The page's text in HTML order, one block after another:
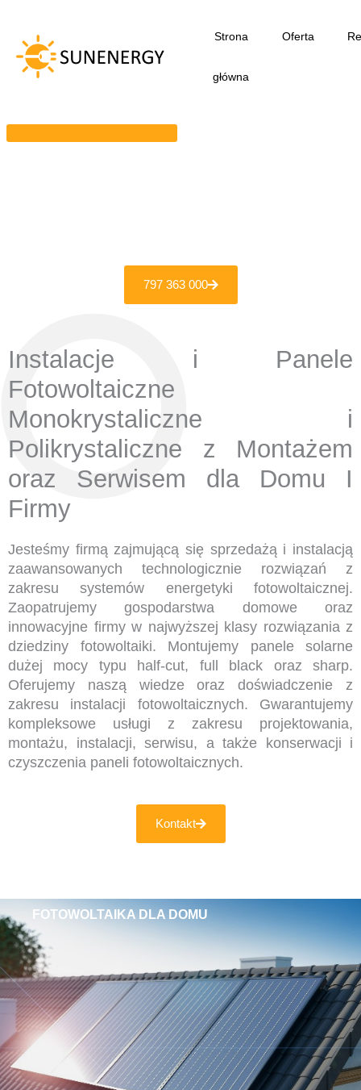
treści
Strona
główna
Oferta
797 363 000
Instalacje i Panele
Fotowoltaiczne
Monokrystaliczne i
Polikrystaliczne z Montażem
oraz Serwisem dla Domu I
Firmy
Jesteśmy firmą zajmującą się sprzedażą i instalacją
zaawansowanych technologicznie rozwiązań z
zakresu systemów energetyki fotowoltaicznej.
Zaopatrujemy gospodarstwa domowe oraz
innowacyjne firmy w najwyższej klasy rozwiązania z
dziedziny fotowoltaiki. Montujemy panele solarne
dużej mocy typu half-cut, full black oraz sharp.
Oferujemy naszą wiedze oraz doświadczenie z
zakresu instalacji fotowoltaicznych. Gwarantujemy
kompleksowe usługi z zakresu projektowania,
montażu, instalacji, serwisu, a także konserwacji i
czyszczenia paneli fotowoltaicznych.
Kontakt
FOTOWOLTAIKA DLA DOMU